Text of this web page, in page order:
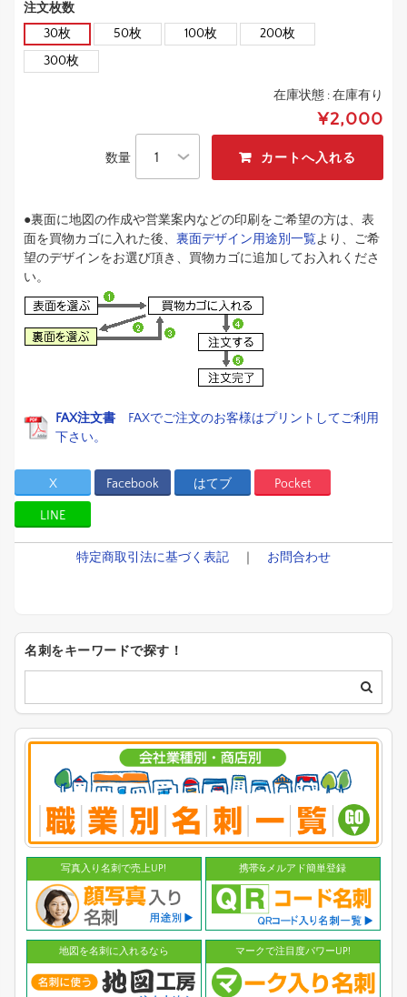
注文枚数
30枚
50枚 100枚
200枚
300枚
在庫状態 :在庫有り
¥2,000
数量
●裏面に地図の作成や営業案内などの印刷をご希望の方は、表
面を買物カゴに入れた後、 裏面デザイン用途別一覧より、ご希
望のデザインをお選び頂き、買物カゴに追加してお入れくださ
い。
FAX注文書 FAXでご注文のお客様はプリントしてご利用
下さい。
X Facebook はてブ Pocket
LINE
特定商取引法に基づく表記 お問合わせ
名刺をキーワードで探す！
写真入り名刺で売上UP! 携帯&メルアド簡単登録
地図を名刺に入れるなら マークで注目度パワーUP!